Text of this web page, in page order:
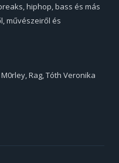
hiphop, bass és más
művészeiről és
M0rley, Rag, Tóth Veronika